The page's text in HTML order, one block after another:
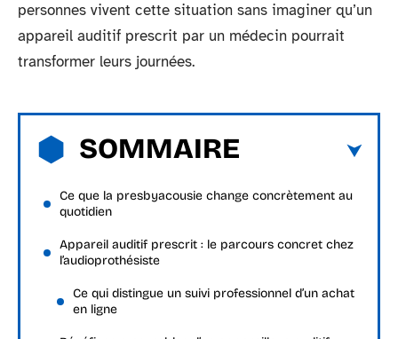
personnes vivent cette situation sans imaginer qu’un
appareil auditif prescrit par un médecin pourrait
transformer leurs journées.
SOMMAIRE
Ce que la presbyacousie change concrètement au
quotidien
Appareil auditif prescrit : le parcours concret chez
l’audioprothésiste
Ce qui distingue un suivi professionnel d’un achat
en ligne